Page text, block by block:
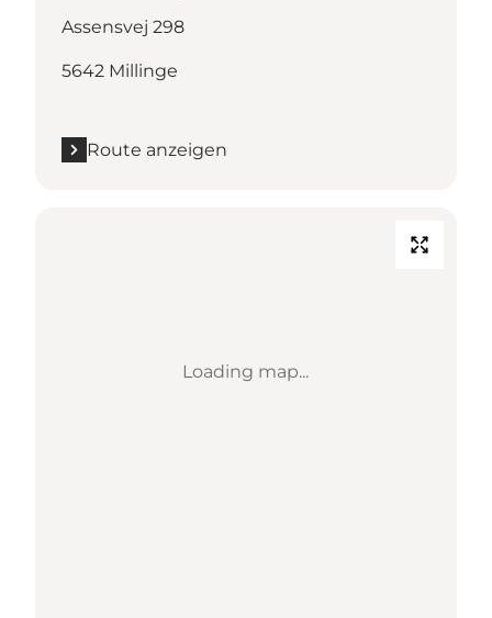
Assensvej 298
5642 Millinge
Route anzeigen
Loading map...